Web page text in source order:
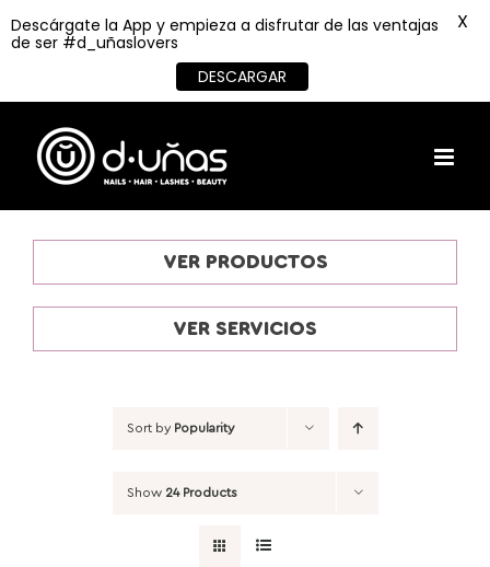
content
VER PRODUCTOS
VER SERVICIOS
Sort by Popularity
Show 24 Products
Descárgate la App y empieza a disfrutar de las ventajas
de ser #d_uñaslovers
DESCARGAR
X